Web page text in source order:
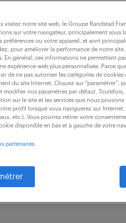
trilingue
intérim 209 jour(s)
"Etudes", vous
des charges clients :
visitez notre site web, le Groupe Randstad
sur votre navigateur, principalement sous
préférences ou votre appareil, et sont
pour améliorer la performance de notre
En général, ces informations ne permettent
expérience web plus personnalisée. Parce
de ne pas autoriser les catégories de
du site Internet. Cliquez sur “paramétrer”,
modifier nos paramètres par défaut.
sur le site et les services que nous
profil lorsque vous naviguerez sur
etc.). Vous pourrez retirer votre
disponible en bas et à gauche de votre
partenaires